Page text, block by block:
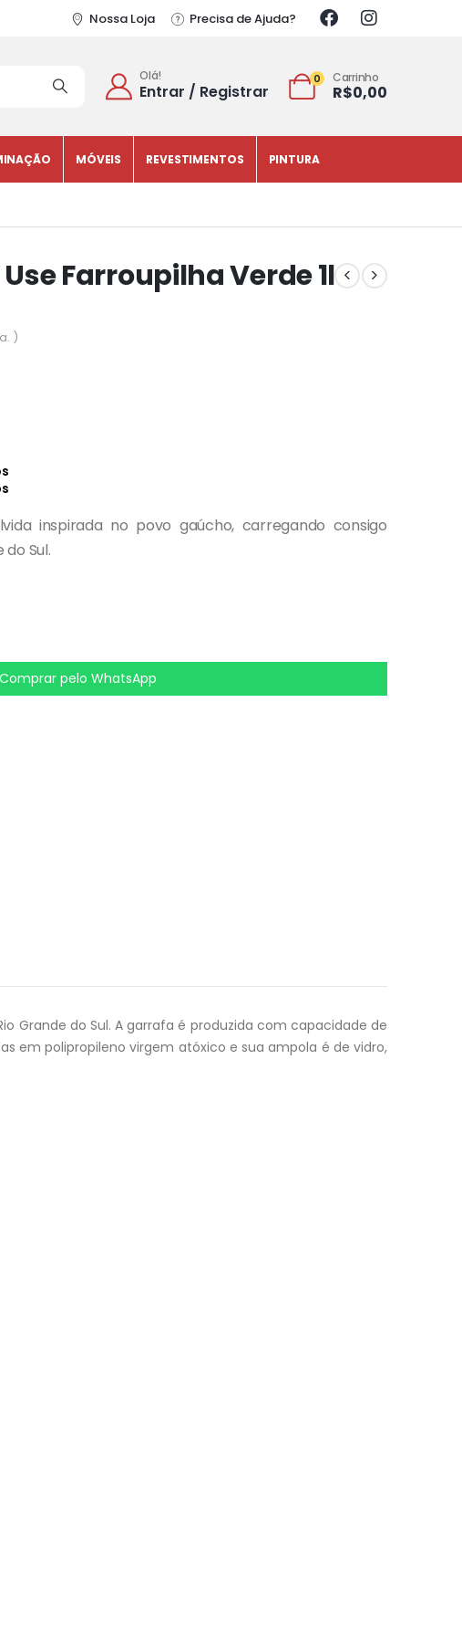
Nossa Loja Precisa de Ajuda?
Olá!
Entrar / Registrar
0 Carrinho
R$0,00
MÓVEIS REVESTIMENTOS PINTURA
Farroupilha Verde 1l
)
inspirada no povo gaúcho, carregando consigo
Sul.
Comprar pelo WhatsApp
Grande do Sul. A garrafa é produzida com capacidade de
em polipropileno virgem atóxico e sua ampola é de vidro,